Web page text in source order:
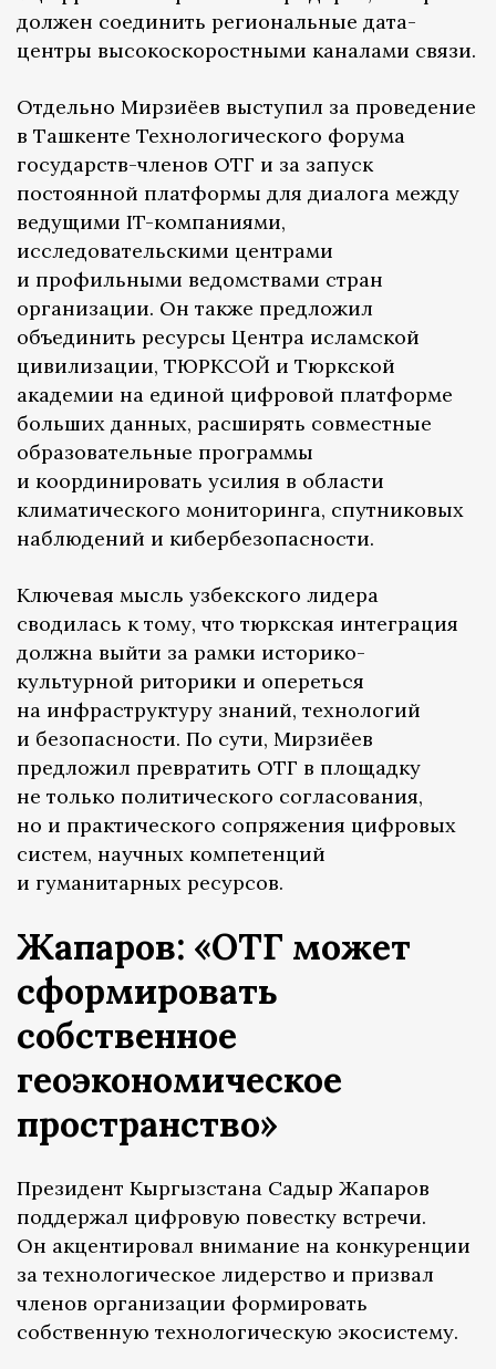
должен соединить региональные дата-
центры высокоскоростными каналами связи.
Отдельно Мирзиёев выступил за проведение
в Ташкенте Технологического форума
государств-членов ОТГ и за запуск
постоянной платформы для диалога между
ведущими IT-компаниями,
исследовательскими центрами
и профильными ведомствами стран
организации. Он также предложил
объединить ресурсы Центра исламской
цивилизации, ТЮРКСОЙ и Тюркской
академии на единой цифровой платформе
больших данных, расширять совместные
образовательные программы
и координировать усилия в области
климатического мониторинга, спутниковых
наблюдений и кибербезопасности.
Ключевая мысль узбекского лидера
сводилась к тому, что тюркская интеграция
должна выйти за рамки историко-
культурной риторики и опереться
на инфраструктуру знаний, технологий
и безопасности. По сути, Мирзиёев
предложил превратить ОТГ в площадку
не только политического согласования,
но и практического сопряжения цифровых
систем, научных компетенций
и гуманитарных ресурсов.
Жапаров: «ОТГ может
сформировать
собственное
геоэкономическое
пространство»
Президент Кыргызстана Садыр Жапаров
поддержал цифровую повестку встречи.
Он акцентировал внимание на конкуренции
за технологическое лидерство и призвал
членов организации формировать
собственную технологическую экосистему.